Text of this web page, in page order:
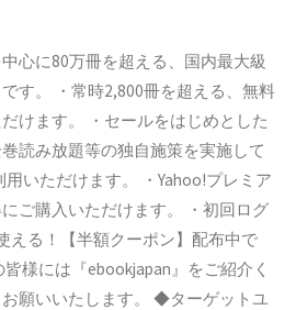
心に80万冊を超える、国内最大級
す。
・常時2,800冊を超える、無料
けます。
・セールをはじめとした
読み放題等の独自施策を実施して
用いただけます。 ・Yahoo!プレミア
ご購入いただけます。
・初回ログ
える！【半額クーポン】配布中で
皆様には『ebookjapan 』をご紹介く
願いいたします。
◆ターゲットユ